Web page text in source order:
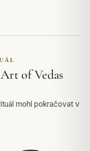
of Vedas
mohl pokračovat v